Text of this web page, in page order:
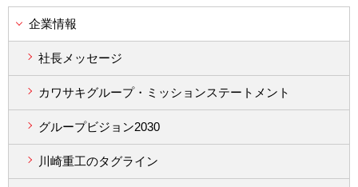
企業情報
社長メッセージ
カワサキグループ・ミッションステートメント
グループビジョン2030
川崎重工のタグライン